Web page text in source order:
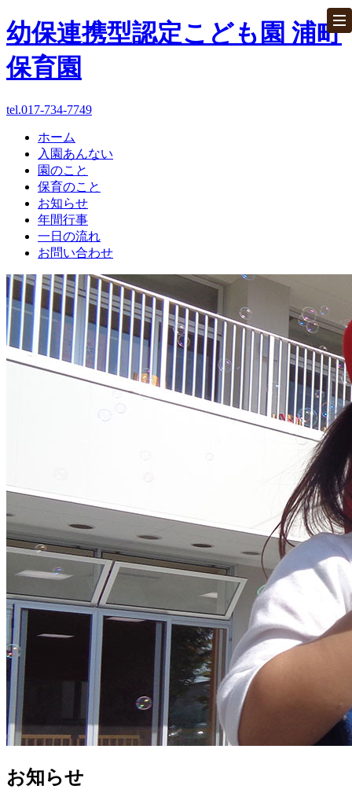
幼保連携型認定こども園 浦町
保育園
ホーム
パンフレット
お問い合わせ
入園あんない
園のこと
保育のこと
お知らせ
tel.017-734-7749
ホーム
入園あんない
園のこと
保育のこと
お知らせ
年間行事
一日の流れ
お問い合わせ
お知らせ